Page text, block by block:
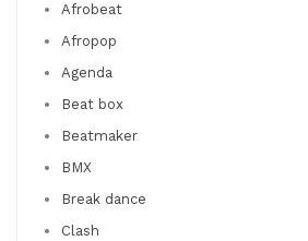
Afrobeat
Afropop
Agenda
Beat box
Beatmaker
BMX
Break dance
Clash